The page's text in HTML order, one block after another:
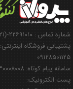
شماره تماس : ۲۲۶۹۱۰۱۰-(۰۲۱)
پشتیبانی فروشگاه اینترنتی:
۰۹۱۲۸۵۰۱۱۲۵
سامانه پیام کوتاه: ۳۰۰۰۸۰۰۸
پست الکترونیک: